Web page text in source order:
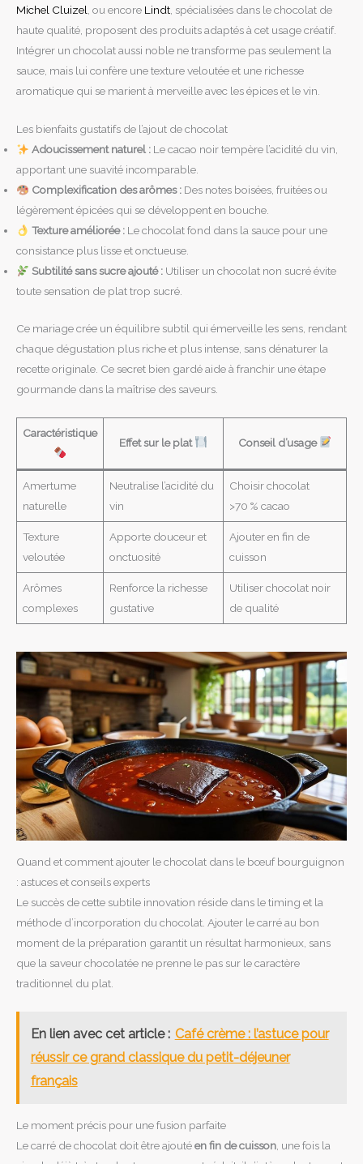
Michel Cluizel, ou encore Lindt, spécialisées dans le chocolat de
haute qualité, proposent des produits adaptés à cet usage créatif.
Intégrer un chocolat aussi noble ne transforme pas seulement la
sauce, mais lui confère une texture veloutée et une richesse
aromatique qui se marient à merveille avec les épices et le vin.
Les bienfaits gustatifs de l’ajout de chocolat
Adoucissement naturel :Le cacao noir tempère l’acidité du vin,
apportant une suavité incomparable.
Complexification des arômes :Des notes boisées, fruitées ou
légèrement épicées qui se développent en bouche.
Texture améliorée :Le chocolat fond dans la sauce pour une
consistance plus lisse et onctueuse.
Subtilité sans sucre ajouté :Utiliser un chocolat non sucré évite
toute sensation de plat trop sucré.
Ce mariage crée un équilibre subtil qui émerveille les sens, rendant
chaque dégustation plus riche et plus intense, sans dénaturer la
recette originale. Ce secret bien gardé aide à franchir une étape
gourmande dans la maîtrise des saveurs.
Caractéristique
Effet sur le plat Conseil d’usage
Amertume
naturelle
Neutralise l’acidité du
vin
Choisir chocolat
>70 % cacao
Texture
veloutée
Apporte douceur et
onctuosité
Ajouter en fin de
cuisson
Arômes
complexes
Renforce la richesse
gustative
Utiliser chocolat noir
de qualité
Quand et comment ajouter le chocolat dans le bœuf bourguignon
: astuces et conseils experts
Le succès de cette subtile innovation réside dans le timing et la
méthode d’incorporation du chocolat. Ajouter le carré au bon
moment de la préparation garantit un résultat harmonieux, sans
que la saveur chocolatée ne prenne le pas sur le caractère
traditionnel du plat.
En lien avec cet article : Café crème : l’astuce pour
réussir ce grand classique du petit-déjeuner
français
Le moment précis pour une fusion parfaite
Le carré de chocolat doit être ajoutéen fin de cuisson , une fois la